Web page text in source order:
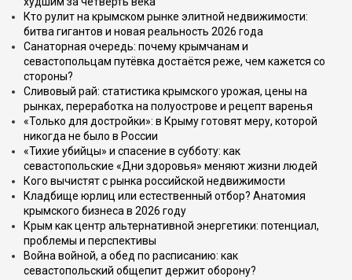
Кто рулит на крымском рынке элитной недвижимости:
битва гигантов и новая реальность 2026 года
Санаторная очередь: почему крымчанам и
севастопольцам путёвка достаётся реже, чем кажется со
стороны?
Сливовый рай: статистика крымского урожая, цены на
рынках, переработка на полуострове и рецепт варенья
«Только для достройки»: в Крыму готовят меру, которой
никогда не было в России
«Тихие убийцы» и спасение в субботу: как
севастопольские «Дни здоровья» меняют жизни людей
Кого вычистят с рынка российской недвижимости
Кладбище юрлиц или естественный отбор? Анатомия
крымского бизнеса в 2026 году
Крым как центр альтернативной энергетики: потенциал,
проблемы и перспективы
Война войной, а обед по расписанию: как
севастопольский общепит держит оборону?